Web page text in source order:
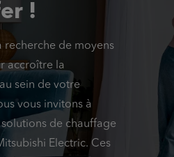
!
recherche de moyens
accroître la
sein de votre
vous invitons à
de chauffage
Electric. Ces